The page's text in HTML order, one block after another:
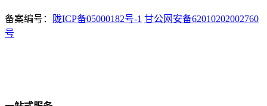
备案编号： 陇ICP备05000182号-1 甘公网安备62010202002760
号